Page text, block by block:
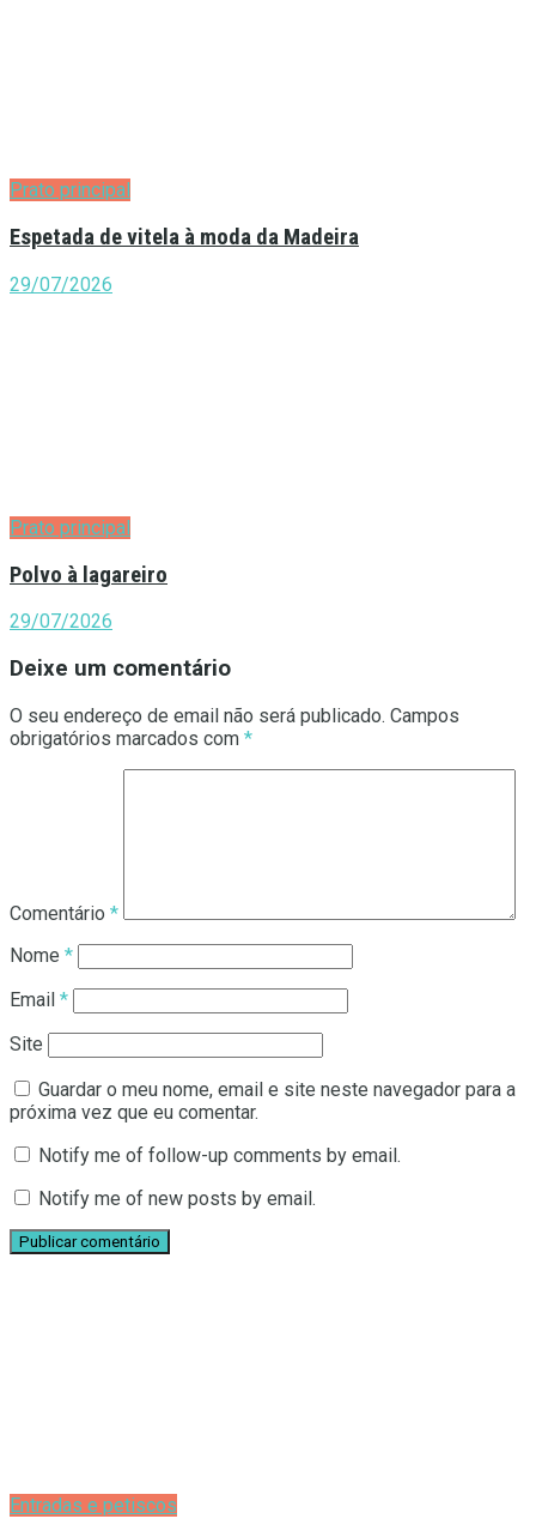
Prato principal
Espetada de vitela à moda da Madeira
29/07/2026
Prato principal
Polvo à lagareiro
29/07/2026
Deixe um comentário
O seu endereço de email não será publicado. Campos
obrigatórios marcados com *
Comentário *
Nome *
Email *
Site
Guardar o meu nome, email e site neste navegador para a
próxima vez que eu comentar.
Notify me of follow-up comments by email.
Notify me of new posts by email.
Entradas e petiscos